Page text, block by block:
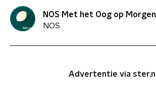
NOS Met het Oog op Morgen
NOS
Advertentie via ster.nl